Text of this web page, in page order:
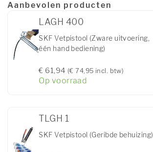
Aanbevolen producten
LAGH 400
SKF Vetpistool (Zware uitvoering,
één hand bediening)
€ 61,94 (€ 74,95 incl. btw)
Op voorraad
TLGH 1
SKF Vetpistool (Geribde behuizing)